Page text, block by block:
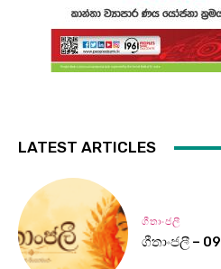
LATEST ARTICLES
ගීතාංජලී
ගීතාංජලී – 09